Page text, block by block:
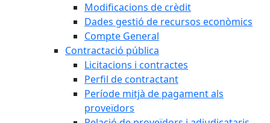
Modificacions de crèdit
Dades gestió de recursos econòmics
Compte General
Contractació pública
Licitacions i contractes
Perfil de contractant
Període mitjà de pagament als
proveïdors